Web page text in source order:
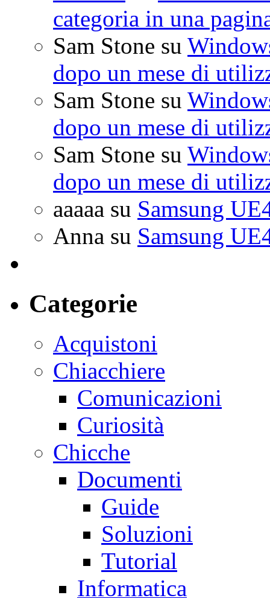
categoria in una
Sam Stone su
dopo un mese di
Sam Stone su
dopo un mese di
Sam Stone su
dopo un mese di
aaaaa su Samsung
Anna su Samsung
Categorie
Acquistoni
Chiacchiere
Comunicazioni
Curiosità
Chicche
Documenti
Guide
Soluzioni
Tutorial
Informatica